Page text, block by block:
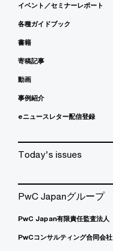
イベント／セミナーレポート
各種ガイドブック
書籍
寄稿記事
動画
事例紹介
eニュースレター配信登録
Today's issues
PwC Japanグループ
PwC Japan有限責任監査法人
PwCコンサルティング合同会社